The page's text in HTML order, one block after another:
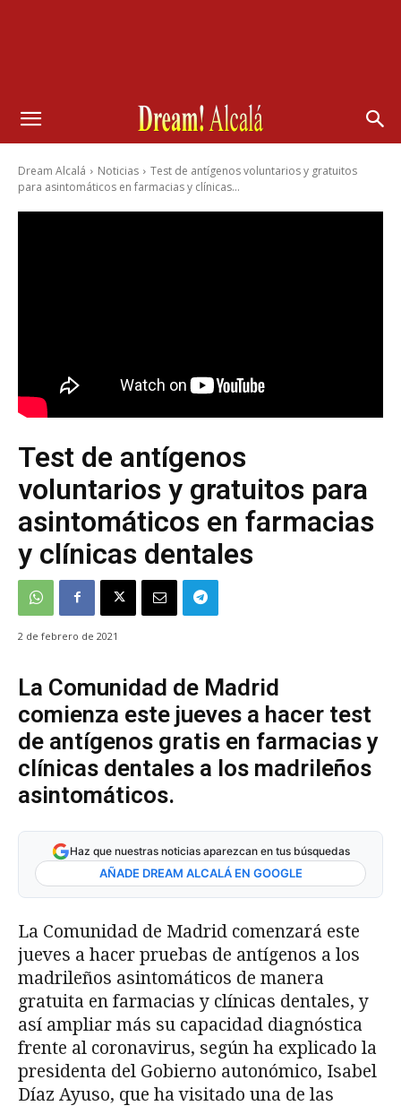
Dream Alcalá Noticias
Test de antígenos voluntarios y gratuitos
para asintomáticos en farmacias y clínicas...
Test de antígenos
voluntarios y gratuitos para
asintomáticos en farmacias
y clínicas dentales
2 de febrero de 2021
La Comunidad de Madrid
comienza este jueves a hacer test
de antígenos gratis en farmacias y
clínicas dentales a los madrileños
asintomáticos.
Haz que nuestras noticias aparezcan en tus búsquedas
AÑADE DREAM ALCALÁ EN GOOGLE
La Comunidad de Madrid comenzará este
jueves a hacer pruebas de antígenos a los
madrileños asintomáticos de manera
gratuita en farmacias y clínicas dentales, y
así ampliar más su capacidad diagnóstica
frente al coronavirus, según ha explicado la
presidenta del Gobierno autonómico, Isabel
Díaz Ayuso, que ha visitado una de las